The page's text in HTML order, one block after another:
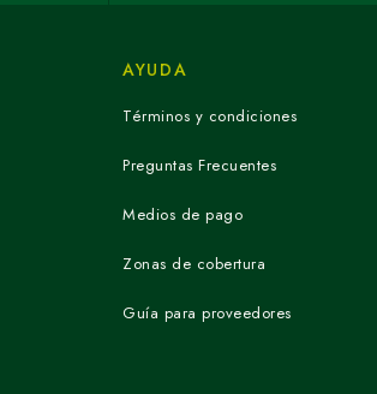
AYUDA
Términos y condiciones
Preguntas Frecuentes
Medios de pago
Zonas de cobertura
Guía para proveedores